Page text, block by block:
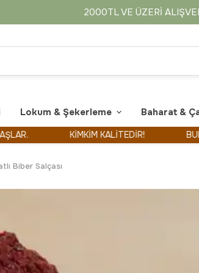
2000TL VE ÜZERI
Lokum & Şekerleme Baharat &
KİMKİM KALİTEDİR! BURADA
Biber Salçası